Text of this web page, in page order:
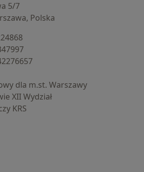
5/7
Polska
dla m.st. Warszawy
XII Wydział
KRS